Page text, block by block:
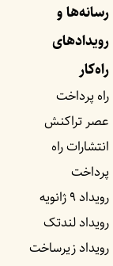
رسانه‌ها و
رویداد‌های
راه‌کار
راه پرداخت
عصر تراکنش
انتشارات راه
پرداخت
رویداد ۹ ژانویه
رویداد لندتک
رویداد زیرساخت